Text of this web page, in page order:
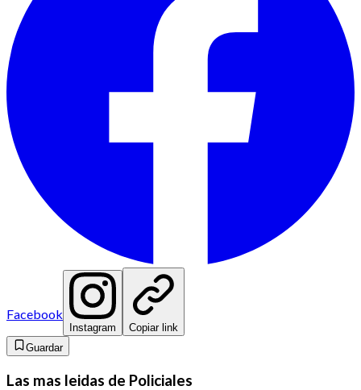
Facebook
Instagram
Copiar link
Guardar
Las mas leidas de Policiales